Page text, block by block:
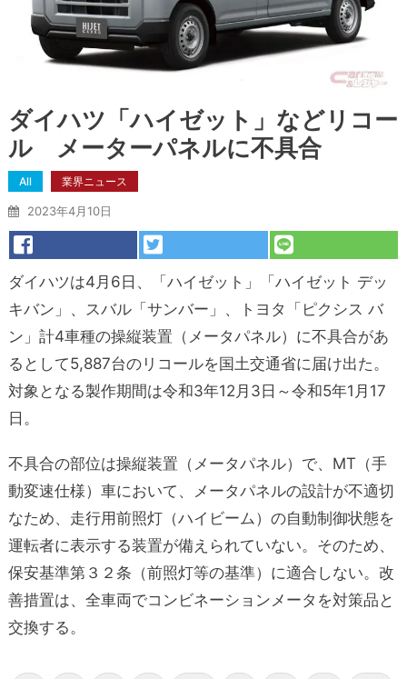
ダイハツ「ハイゼット」などリコー
ル メーターパネルに不具合
All 業界ニュース
2023年4月10日
ダイハツは4月6日、「ハイゼット」「ハイゼット デッ
キバン」、スバル「サンバー」、トヨタ「ピクシス バ
ン」計4車種の操縦装置（メータパネル）に不具合があ
るとして5,887台のリコールを国土交通省に届け出た。
対象となる製作期間は令和3年12月3日～令和5年1月17
日。
不具合の部位は操縦装置（メータパネル）で、MT（手
動変速仕様）車において、メータパネルの設計が不適切
なため、走行用前照灯（ハイビーム）の自動制御状態を
運転者に表示する装置が備えられていない。そのため、
保安基準第３２条（前照灯等の基準）に適合しない。改
善措置は、全車両でコンビネーションメータを対策品と
交換する。